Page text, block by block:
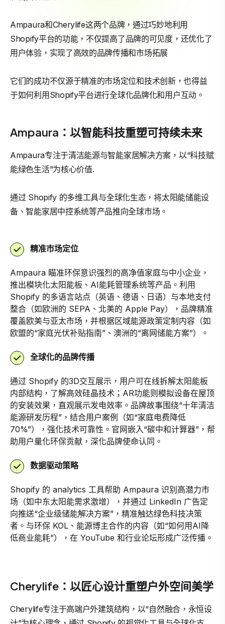
Ampaura和Cherylife这两个品牌，通过巧妙地利用
Shopify平台的功能，不仅提高了品牌的可见度，还优化了
用户体验，实现了高效的品牌传播和市场拓展
它们的成功不仅源于精准的市场定位和技术创新，也得益
于如何利用Shopify平台进行全球化品牌化和用户互动。
Ampaura：以智能科技重塑可持续未来
Ampaura专注于清洁能源与智能家居解决方案，以“科技赋
能绿色生活”为核心价值.
通过 Shopify 的多维工具与全球化生态，将太阳能储能设
备、智能家居中控系统等产品推向全球市场。
精准市场定位
Ampaura 瞄准环保意识强烈的高净值家庭与中小企业，
推出模块化太阳能板、AI能耗管理系统等产品。利用
Shopify 的多语言站点（英语、德语、日语）与本地支付
整合（如欧洲的 SEPA、北美的 Apple Pay），品牌精准
覆盖欧美与亚太市场，并根据区域能源政策定制内容（如
欧盟的“家庭光伏补贴指南”、澳洲的“离网储能方案”）。
全球化的品牌传播
通过 Shopify 的3D交互展示，用户可在线拆解太阳能板
内部结构，了解高效硅晶技术；AR功能则模拟设备在屋顶
的安装效果，直观展示发电效率。品牌故事围绕“十年清洁
能源研发历程”，结合用户案例（如“家庭电费降低
70%”），强化技术可靠性。官网嵌入“碳中和计算器”，帮
助用户量化环保贡献，深化品牌使命认同。
数据驱动策略
Shopify 的 analytics 工具帮助 Ampaura 识别高潜力市
场（如中东太阳能需求激增），并通过 LinkedIn 广告定
向推送“企业级储能解决方案”，精准触达绿色科技决策
者。与环保 KOL、能源博主合作的内容（如“如何用AI降
低商业能耗”），在 YouTube 和行业论坛形成广泛传播。
Cherylife：以匠心设计重塑户外空间美学
Cherylife专注于高端户外建筑结构，以“自然融合，永恒设